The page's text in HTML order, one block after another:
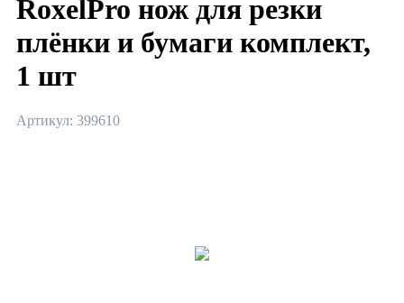
RoxelPro нож для резки
плёнки и бумаги комплект,
1 шт
Артикул: 399610